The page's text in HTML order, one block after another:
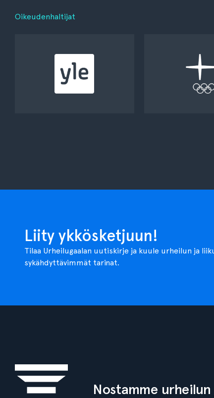
Oikeudenhaltijat
Liity ykkösketjuun!
Tilaa Urheilugaalan uutiskirje ja kuule urheilun ja
sykähdyttävimmät tarinat.
Nostamme